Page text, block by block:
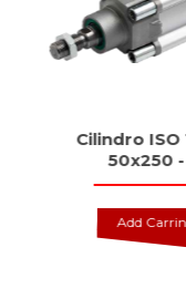
Cilindro ISO
50x250
Add